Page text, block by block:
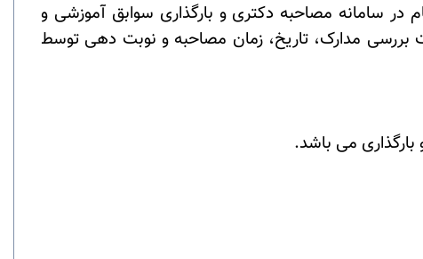
به ثبت نام در سامانه مصاحبه دکتری و بارگذاری سوابق آموزشی و
بررسی مدارک، تاریخ، زمان مصاحبه و نوبت دهی توسط